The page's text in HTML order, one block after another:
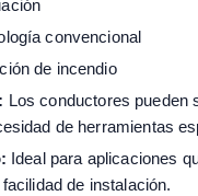
convencional
de incendio
Los conductores pueden
de herramientas
Ideal para aplicaciones
de instalación.